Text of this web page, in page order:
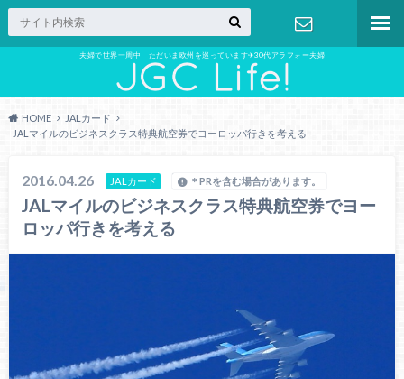
夫婦で世界一周中 ただいま欧州を巡っています✈︎30代アラフォー夫婦
お問い合わ
HOME
JALカード
JALマイルのビジネスクラス特典航空券でヨーロッパ行きを考える
2016.04.26 JALカード ＊PRを含む場合があります。
JALマイルのビジネスクラス特典航空券でヨー
ロッパ行きを考える